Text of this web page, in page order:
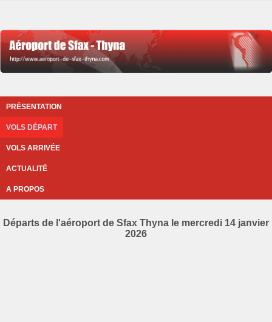
PRÉSENTATION
VOLS DÉPART
VOLS ARRIVÉE
ACTUALITÉ
A PROPOS
Départs de l'aéroport de Sfax Thyna le mercredi 14 janvier
2026